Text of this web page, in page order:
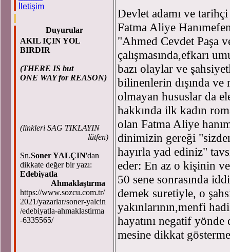
İletişim
Duyurular
AKIL IÇIN YOL
BIRDIR
(THERE IS but
ONE WAY for REASON)
(linkleri SAG TIKLAYIN
lütfen)
Sn.Soner YALÇIN'dan
dikkate değer bir yazı:
Edebiyatla
Ahmaklaştırma
https://www.sozcu.com.tr/
2021/yazarlar/soner-yalcin
/edebiyatla-ahmaklastirma
-6335565/
Devlet adamı ve
Fatma Aliye
"Ahmed Cevdet Paşa
çalışmasında,efkarı
bazı olaylar ve
bilinenlerin dışında ve
olmayan hususlar da
hakkında ilk kadın
olan Fatma Aliye
dinimizin gereği
hayırla yad ediniz"
eder: En az o kişinin
50 sene sonrasında
demek suretiyle, o
yakınlarının,menfi
hayatını negatif yönde
mesine dikkat